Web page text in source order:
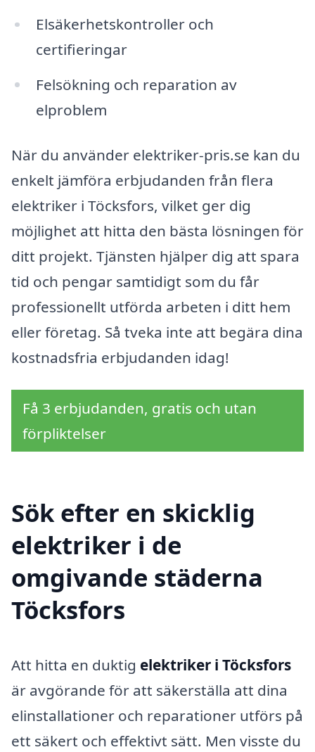
Elsäkerhetskontroller och
certifieringar
Felsökning och reparation av
elproblem
När du använder elektriker-pris.se kan du
enkelt jämföra erbjudanden från flera
elektriker i Töcksfors, vilket ger dig
möjlighet att hitta den bästa lösningen för
ditt projekt. Tjänsten hjälper dig att spara
tid och pengar samtidigt som du får
professionellt utförda arbeten i ditt hem
eller företag. Så tveka inte att begära dina
kostnadsfria erbjudanden idag!
Få 3 erbjudanden, gratis och utan
förpliktelser
Sök efter en skicklig
elektriker i de
omgivande städerna
Töcksfors
Att hitta en duktig elektriker i Töcksfors
är avgörande för att säkerställa att dina
elinstallationer och reparationer utförs på
ett säkert och effektivt sätt. Men visste du